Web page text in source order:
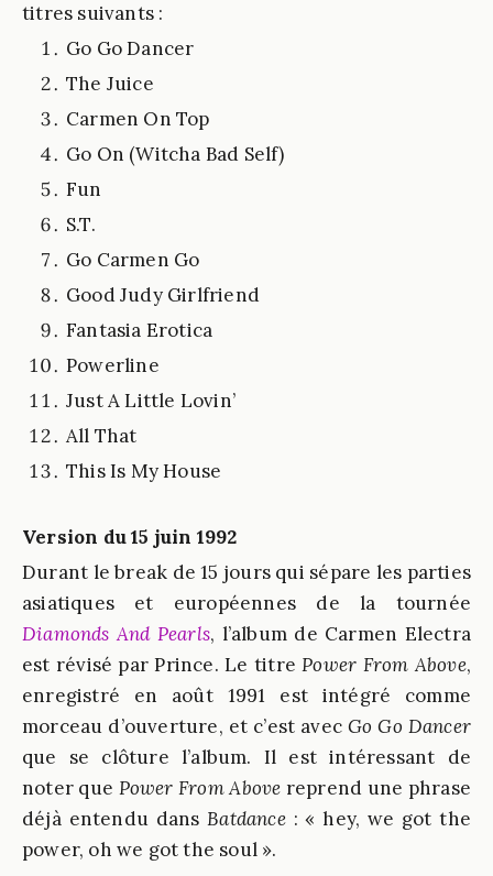
titres suivants :
Go Go Dancer
The Juice
Carmen On Top
Go On (Witcha Bad Self)
Fun
S.T.
Go Carmen Go
Good Judy Girlfriend
Fantasia Erotica
Powerline
Just A Little Lovin’
All That
This Is My House
Version du 15 juin 1992
Durant le break de 15 jours qui sépare les parties
asiatiques et européennes de la tournée
Diamonds And Pearls, l’album de Carmen Electra
est révisé par Prince. Le titrePower From Above,
enregistré en août 1991 est intégré comme
morceau d’ouverture, et c’est avec Go Go Dancer
que se clôture l’album. Il est intéressant de
noter que Power From Above reprend une phrase
déjà entendu dansBatdance : « hey, we got the
power, oh we got the soul ».